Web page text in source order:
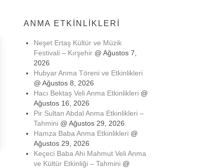
ANMA ETKINLIKLERI
Neşet Ertaş Kültür ve Müzik
Festivali – Kırşehir@ Ağustos 7,
2026
Hubyar Anma Töreni ve Etkinlikleri
@ Ağustos 8, 2026
Hacı Bektaş Veli Anma Etkinlikleri @
Ağustos 16, 2026
Pir Sultan Abdal Anma Etkinlikleri –
Tahmini @ Ağustos 29, 2026
Hamza Baba Anma Etkinlikleri @
Ağustos 29, 2026
Keçeci Baba Ahi Mahmut Veli Anma
ve Kültür Etkinliği – Tahmini @